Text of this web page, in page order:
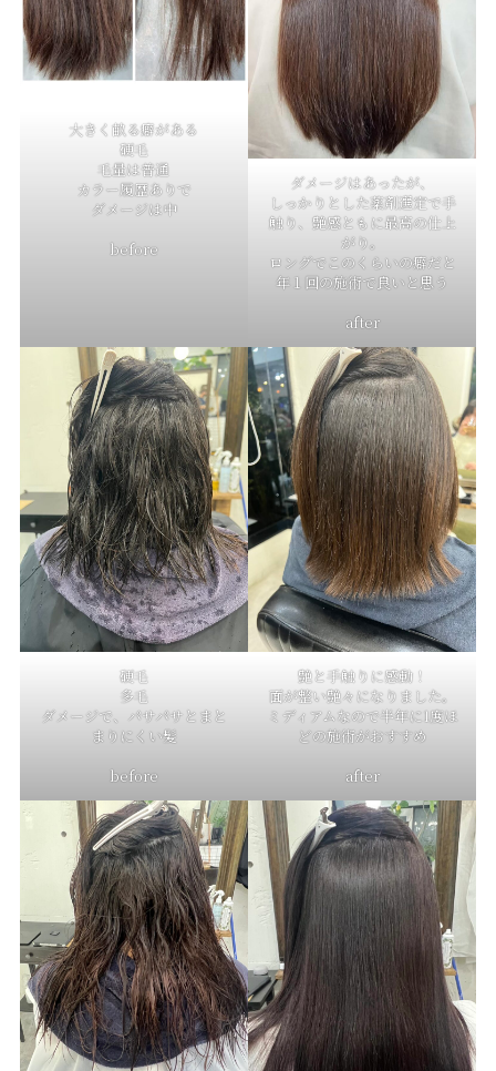
大きく畝る癖がある
硬毛
毛量は普通
カラー履歴ありで
ダメージは中
before
ダメージはあったが、
しっかりとした薬剤選定で手
触り、艶感ともに最高の仕上
がり。
ロングでこのくらいの癖だと
年１回の施術で良いと思う
after
硬毛
多毛
ダメージで、パサパサとまと
まりにくい髪
before
艶と手触りに感動！
面が整い艶々になりました。
ミディアムなので半年に1度ほ
どの施術がおすすめ
after